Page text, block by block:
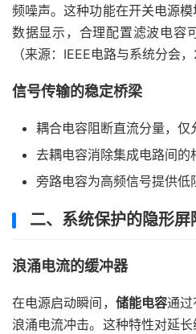
频噪声。这种功能在开关电源
数据显示，合理配置滤波电容
（来源：IEEE电路与系统分会
信号传输的稳定桥梁
耦合电容阻断直流分量，仅
去耦电容消除集成电路间的
旁路电容为高频信号提供低
二、系统保护的隐形屏
浪涌电流的缓冲器
在电源启动瞬间， 储能电容通过
浪涌电流冲击。这种特性对延